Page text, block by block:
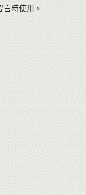
時使用。